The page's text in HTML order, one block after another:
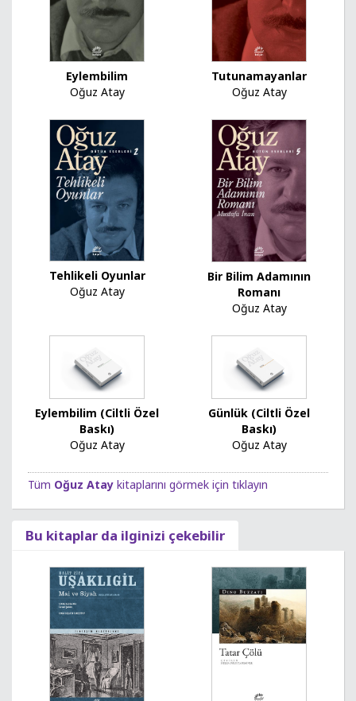
Eylembilim
Oğuz Atay
Tutunamayanlar
Oğuz Atay
Tehlikeli Oyunlar
Oğuz Atay
Bir Bilim Adamının
Romanı
Oğuz Atay
Eylembilim (Ciltli Özel
Baskı)
Oğuz Atay
Günlük (Ciltli Özel
Baskı)
Oğuz Atay
Tüm Oğuz Atay kitaplarını görmek için tıklayın
Bu kitaplar da ilginizi çekebilir